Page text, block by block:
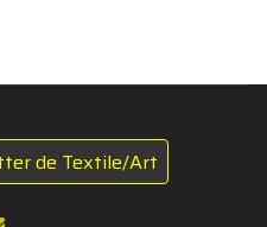
de Textile/Art